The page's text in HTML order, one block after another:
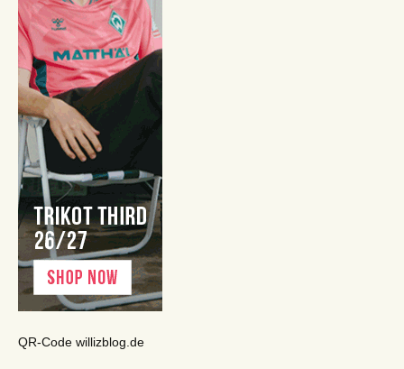
QR-Code willizblog.de